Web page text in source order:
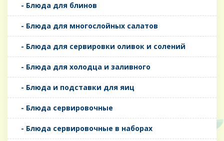
- Блюда для блинов
- Блюда для многослойных салатов
- Блюда для сервировки оливок и солений
- Блюда для холодца и заливного
- Блюда и подставки для яиц
- Блюда сервировочные
- Блюда сервировочные в наборах